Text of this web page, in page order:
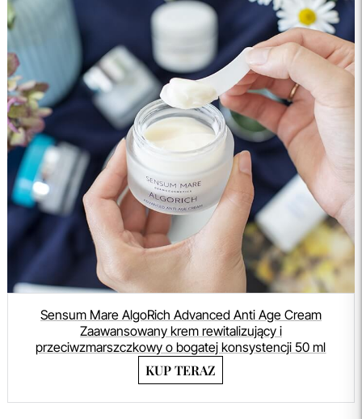
Sensum Mare AlgoRich Advanced Anti Age Cream
Zaawansowany krem rewitalizujący i
przeciwzmarszczkowy o bogatej konsystencji 50 ml
KUP TERAZ